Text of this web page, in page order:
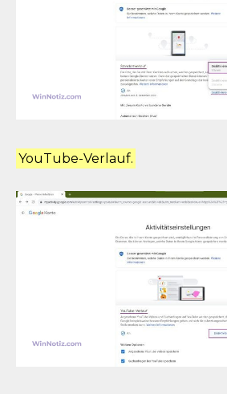
YouTube-Verlauf.